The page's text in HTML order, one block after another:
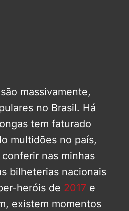
massivamente,
no Brasil. Há
tem faturado
multidões no país,
nas minhas
bilheterias nacionais
heróis de 2017 e
existem momentos